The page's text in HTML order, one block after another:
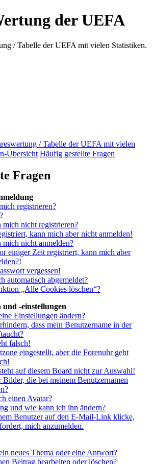
der UEFA
/ Tabelle der UEFA mit vielen Statistiken.
/ Tabelle der UEFA mit vielen
Übersicht Häufig gestellte Fragen
Fragen
registrieren?
mich nicht registrieren?
kann mich aber nicht anmelden!
mich nicht anmelden?
einiger Zeit registriert, kann mich aber
vergessen!
automatisch abgemeldet?
„Alle Cookies löschen“?
-einstellungen
Einstellungen ändern?
dass mein Benutzername in der
falsch!
eingestellt, aber die Forenuhr geht
auf diesem Board nicht zur Auswahl!
Bilder, die bei meinem Benutzernamen
einen Avatar?
und wie kann ich ihn ändern?
Benutzer auf den E-Mail-Link klicke,
mich anzumelden.
neues Thema oder eine Antwort?
Beitrag bearbeiten oder löschen?